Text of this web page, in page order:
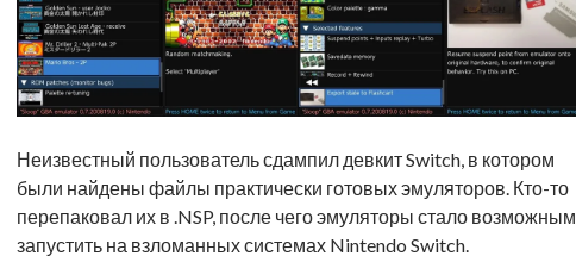
Неизвестный пользователь сдампил девкит Switch, в котором
были найдены файлы практически готовых эмуляторов. Кто-то
перепаковал их в .NSP, после чего эмуляторы стало возможным
запустить на взломанных системах Nintendo Switch.